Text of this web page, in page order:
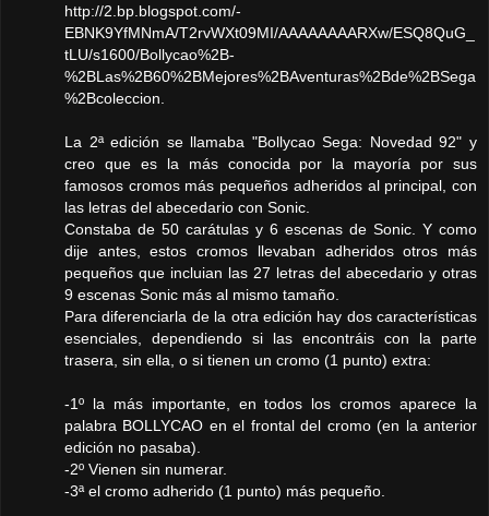
http://2.bp.blogspot.com/-
EBNK9YfMNmA/T2rvWXt09MI/AAAAAAAARXw/ESQ8QuG_
tLU/s1600/Bollycao%2B-
%2BLas%2B60%2BMejores%2BAventuras%2Bde%2BSega
%2Bcoleccion.
La 2ª edición se llamaba "Bollycao Sega: Novedad 92" y
creo que es la más conocida por la mayoría por sus
famosos cromos más pequeños adheridos al principal, con
las letras del abecedario con Sonic.
Constaba de 50 carátulas y 6 escenas de Sonic. Y como
dije antes, estos cromos llevaban adheridos otros más
pequeños que incluian las 27 letras del abecedario y otras
9 escenas Sonic más al mismo tamaño.
Para diferenciarla de la otra edición hay dos características
esenciales, dependiendo si las encontráis con la parte
trasera, sin ella, o si tienen un cromo (1 punto) extra:
-1º la más importante, en todos los cromos aparece la
palabra BOLLYCAO en el frontal del cromo (en la anterior
edición no pasaba).
-2º Vienen sin numerar.
-3ª el cromo adherido (1 punto) más pequeño.